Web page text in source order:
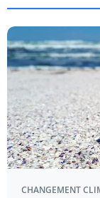
CHANGEMENT